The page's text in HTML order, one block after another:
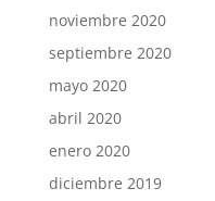
noviembre 2020
septiembre 2020
mayo 2020
abril 2020
enero 2020
diciembre 2019